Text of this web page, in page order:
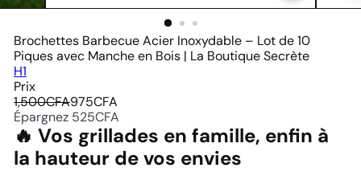
Brochettes Barbecue Acier Inoxydable – Lot de 10
Piques avec Manche en Bois | La Boutique Secrète
H1
Prix
Prix
régulier
1,500CFA
Prix
réduit
975CFA
Épargnez 525CFA
🔥 Vos grillades en famille, enfin à
la hauteur de vos envies